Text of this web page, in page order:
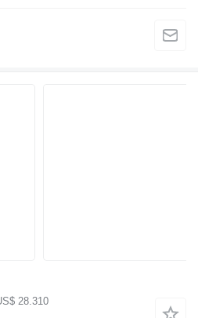
28.310